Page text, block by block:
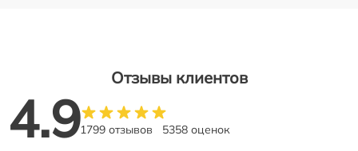
Отзывы клиентов
4.91799 отзывов 5358 оценок